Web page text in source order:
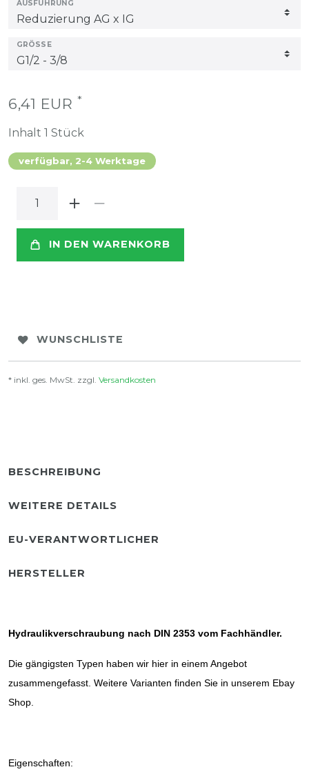
AUSFÜHRUNG
GRÖSSE
6,41 EUR *
Inhalt 1 Stück
verfügbar, 2-4 Werktage
IN DEN WARENKORB
WUNSCHLISTE
* inkl. ges. MwSt. zzgl. Versandkosten
BESCHREIBUNG
WEITERE DETAILS
EU-VERANTWORTLICHER
HERSTELLER
Hydraulikverschraubung nach DIN 2353 vom Fachhändler.
Die gängigsten Typen haben wir hier in einem Angebot
zusammengefasst. Weitere Varianten finden Sie in unserem Ebay
Shop.
Eigenschaften: